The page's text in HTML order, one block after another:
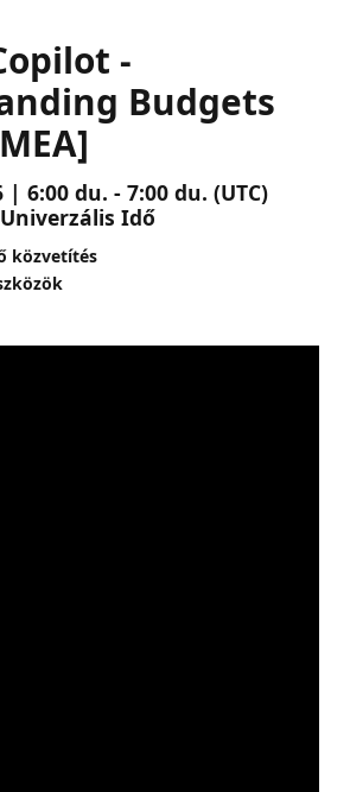
-
Budgets
| 6:00 du. - 7:00 du. (UTC)
Idő
közvetítés